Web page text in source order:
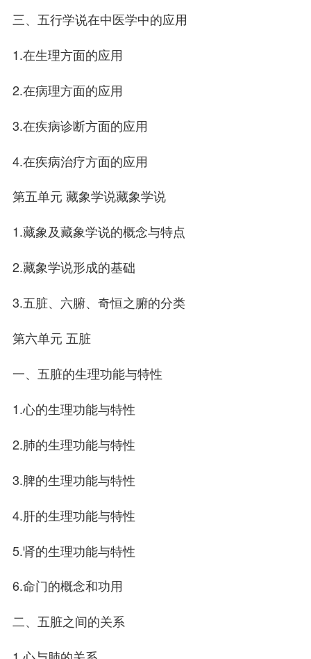
三、五行学说在中医学中的应用
1.在生理方面的应用
2.在病理方面的应用
3.在疾病诊断方面的应用
4.在疾病治疗方面的应用
第五单元 藏象学说藏象学说
1.藏象及藏象学说的概念与特点
2.藏象学说形成的基础
3.五脏、六腑、奇恒之腑的分类
第六单元 五脏
一、五脏的生理功能与特性
1.心的生理功能与特性
2.肺的生理功能与特性
3.脾的生理功能与特性
4.肝的生理功能与特性
5.肾的生理功能与特性
6.命门的概念和功用
二、五脏之间的关系